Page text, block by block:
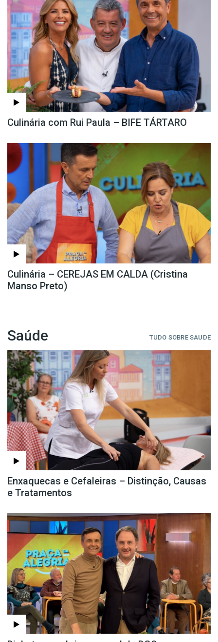
Culinária com Rui Paula – BIFE TÁRTARO
Culinária – CEREJAS EM CALDA (Cristina
Manso Preto)
Saúde TUDO SOBRE SAUDE
Enxaquecas e Cefaleiras – Distinção, Causas
e Tratamentos